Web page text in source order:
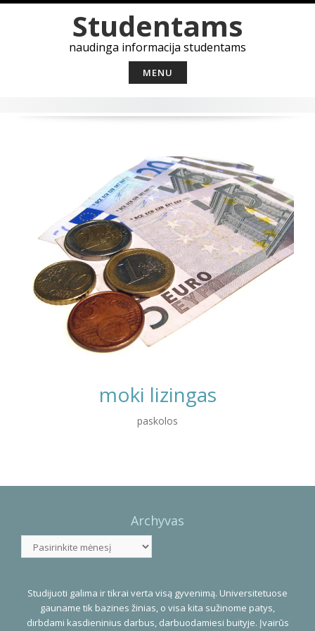
to
content
Studentams
naudinga informacija studentams
MENU
moki lizingas
paskolos
Navigation
Archyvas
Studijuoti galima ir tikrai verta visą gyvenimą. Universitetuose
gauname tik bazines žinias, o visa kita sužinome patys,
dirbdami kasdieninius darbus, darbuodamiesi buityje. Įvairūs